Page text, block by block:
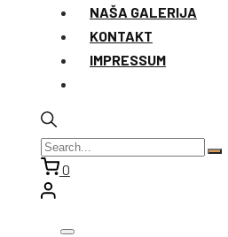
NAŠA GALERIJA
KONTAKT
IMPRESSUM
0